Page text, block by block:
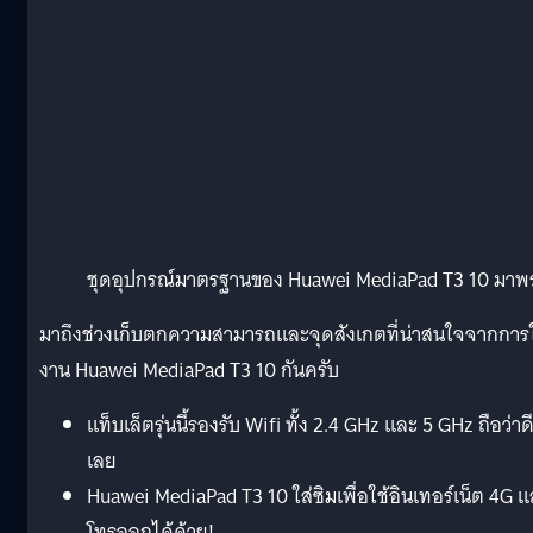
ชุดอุปกรณ์มาตรฐานของ Huawei MediaPad T3 10 ม
มาถึงช่วงเก็บตกความสามารถและจุดสังเกตที่น่าสนใจจากกา
งาน Huawei MediaPad T3 10 กันครับ
แท็บเล็ตรุ่นนี้รองรับ Wifi ทั้ง 2.4 GHz และ 5 GHz ถือว่าดี
เลย
Huawei MediaPad T3 10 ใส่ซิมเพื่อใช้อินเทอร์เน็ต 4G